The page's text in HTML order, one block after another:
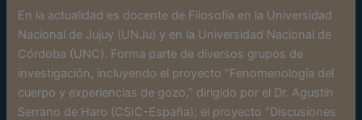
En la actualidad es docente de Filosofía en la Universidad
Nacional de Jujuy (UNJu) y en la Universidad Nacional de
Córdoba (UNC). Forma parte de diversos grupos de
investigación, incluyendo el proyecto “Fenomenología del
cuerpo y experiencias de gozo,” dirigido por el Dr. Agustín
Serrano de Haro (CSIC-España); el proyecto “Discusiones